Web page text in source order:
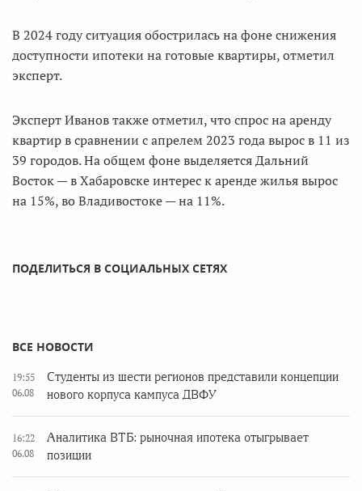
В 2024 году ситуация обострилась на фоне снижения
доступности ипотеки на готовые квартиры, отметил
эксперт.
Эксперт Иванов также отметил, что спрос на аренду
квартир в сравнении с апрелем 2023 года вырос в 11 из
39 городов. На общем фоне выделяется Дальний
Восток — в Хабаровске интерес к аренде жилья вырос
на 15%, во Владивостоке — на 11%.
ПОДЕЛИТЬСЯ В СОЦИАЛЬНЫХ СЕТЯХ
ВСЕ НОВОСТИ
19:55
06.08
Студенты из шести регионов представили концепции
нового корпуса кампуса ДВФУ
16:22
06.08
Аналитика ВТБ: рыночная ипотека отыгрывает
позиции